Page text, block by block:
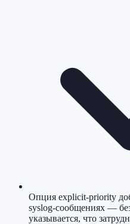
Опция explicit-priority
syslog-сообщениях —
указывается, что